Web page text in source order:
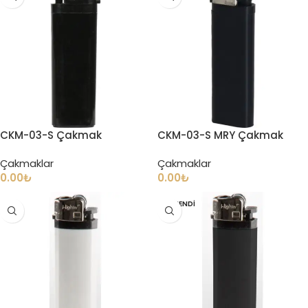
CKM-03-S Çakmak
Çakmaklar
0.00₺
CKM-03-S MRY Çakmak
Çakmaklar
0.00₺
TÜKENDI